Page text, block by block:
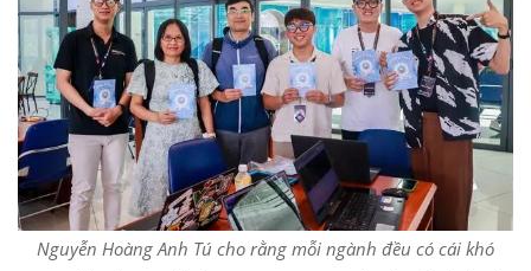
Nguyễn Hoàng Anh Tú cho rằng mỗi ngành đều có cái khó